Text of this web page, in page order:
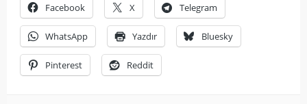
Facebook X Telegram
WhatsApp Yazdır Bluesky
Pinterest Reddit